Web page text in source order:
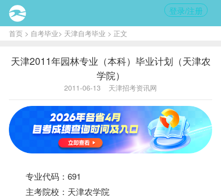
登录/注册
首页> 自考毕业> 天津自考毕业 > 正文
天津2011年园林专业（本科）毕业计划（天津农
学院）
2011-06-13 天津招考资讯网
专业代码：691
主考院校：天津农学院